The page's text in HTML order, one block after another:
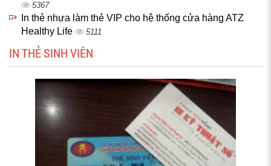
5367
In thẻ nhựa làm thẻ VIP cho hệ thống cửa hàng ATZ
Healthy Life
5111
IN THẺ SINH VIÊN